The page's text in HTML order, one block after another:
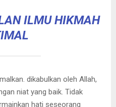
ILMU HIKMAH
dikabulkan oleh Allah,
niat yang baik. Tidak
hati seseorang